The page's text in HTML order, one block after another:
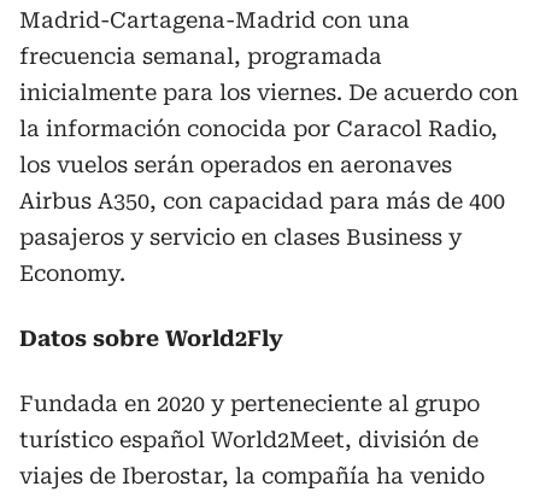
Madrid-Cartagena-Madrid con una
frecuencia semanal, programada
inicialmente para los viernes. De acuerdo con
la información conocida por Caracol Radio,
los vuelos serán operados en aeronaves
Airbus A350, con capacidad para más de 400
pasajeros y servicio en clases Business y
Economy.
Datos sobre World2Fly
Fundada en 2020 y perteneciente al grupo
turístico español World2Meet, división de
viajes de Iberostar, la compañía ha venido